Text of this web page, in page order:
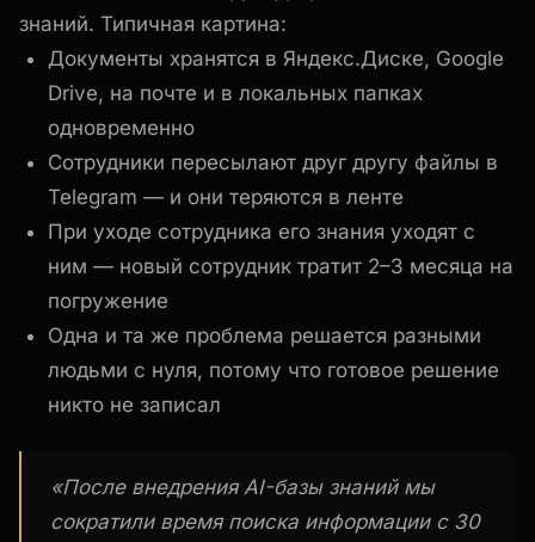
знаний. Типичная картина:
Документы хранятся в Яндекс.Диске, Google
Drive, на почте и в локальных папках
одновременно
Сотрудники пересылают друг другу файлы в
Telegram — и они теряются в ленте
При уходе сотрудника его знания уходят с
ним — новый сотрудник тратит 2–3 месяца на
погружение
Одна и та же проблема решается разными
людьми с нуля, потому что готовое решение
никто не записал
«После внедрения AI-базы знаний мы
сократили время поиска информации с 30